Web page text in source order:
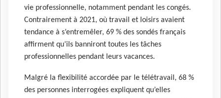
vie professionnelle, notamment pendant les congés.
Contrairement à 2021, où travail et loisirs avaient
tendance à s’entremêler, 69 % des sondés français
affirment qu’ils banniront toutes les tâches
professionnelles pendant leurs vacances.
Malgré la flexibilité accordée par le télétravail, 68 %
des personnes interrogées expliquent qu’elles